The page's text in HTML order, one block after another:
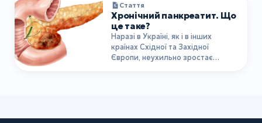
Стаття
Хронічний панкреатит. Що
це таке?
Наразі в Україні, як і в інших
країнах Східної та Західної
Європи, неухильно зростає